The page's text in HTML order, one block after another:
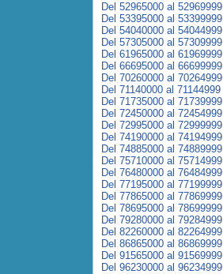
Del 52965000 al 52969999
Del 53395000 al 53399999
Del 54040000 al 54044999
Del 57305000 al 57309999
Del 61965000 al 61969999
Del 66695000 al 66699999
Del 70260000 al 70264999
Del 71140000 al 71144999
Del 71735000 al 71739999
Del 72450000 al 72454999
Del 72995000 al 72999999
Del 74190000 al 74194999
Del 74885000 al 74889999
Del 75710000 al 75714999
Del 76480000 al 76484999
Del 77195000 al 77199999
Del 77865000 al 77869999
Del 78695000 al 78699999
Del 79280000 al 79284999
Del 82260000 al 82264999
Del 86865000 al 86869999
Del 91565000 al 91569999
Del 96230000 al 96234999